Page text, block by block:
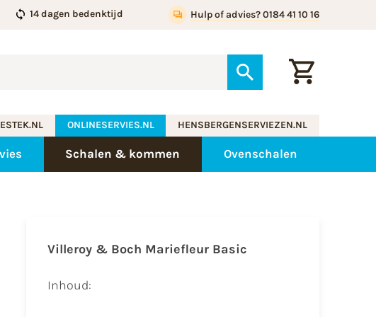
14 dagen bedenktijd Hulp of advies? 0184 41 10 16
ONLINESERVIES.NL HENSBERGENSERVIEZEN.NL
Schalen & kommen Ovenschalen
Villeroy & Boch Mariefleur Basic
Inhoud: